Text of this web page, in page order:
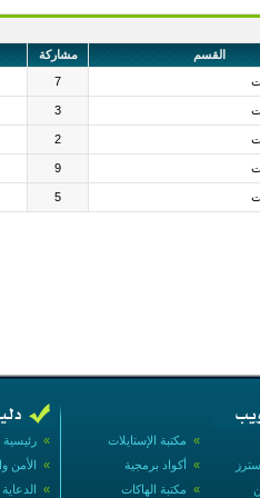
القسم مشاركة
7
3
2
9
5
» رئيسية
» الأمن
»
» مكتبة الإستايلات
» أكواد برمجية
» مكتبة الهاكات